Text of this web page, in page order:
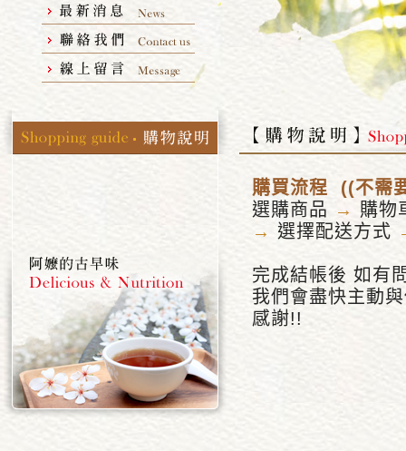
購買流程 ((不需
選購商品 → 購物
→ 選擇配送方式
完成結帳後 如有
我們會盡快主動
感謝!!